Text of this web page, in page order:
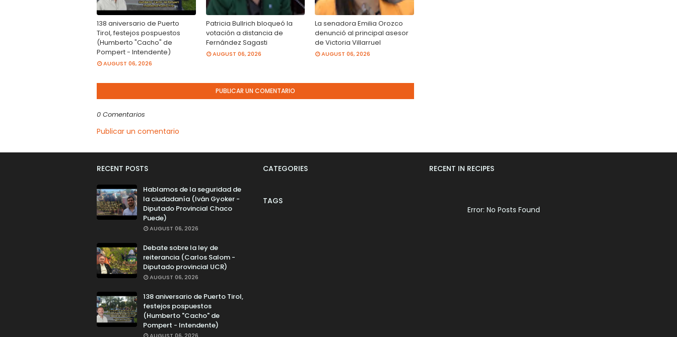
138 aniversario de Puerto
Tirol, festejos pospuestos
(Humberto "Cacho" de
Pompert - Intendente)
AUGUST 06, 2026
Patricia Bullrich bloqueó la
votación a distancia de
Fernández Sagasti
AUGUST 06, 2026
La senadora Emilia Orozco
denunció al principal asesor
de Victoria Villarruel
AUGUST 06, 2026
PUBLICAR UN COMENTARIO
0 Comentarios
Publicar un comentario
RECENT POSTS
Hablamos de la seguridad de
la ciudadanía (Iván Gyoker -
Diputado Provincial Chaco
Puede)
AUGUST 06, 2026
Debate sobre la ley de
reiterancia (Carlos Salom -
Diputado provincial UCR)
AUGUST 06, 2026
138 aniversario de Puerto Tirol,
festejos pospuestos
(Humberto "Cacho" de
Pompert - Intendente)
CATEGORIES
TAGS
RECENT IN RECIPES
Error: No Posts Found